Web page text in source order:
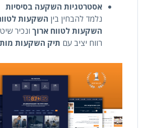
אסטרטגיות השקעה בסיסיות
נלמד להבחין בין השקעות
השקעות לטווח ארוך ונכיר
רווח יציב עם תיק השקעות